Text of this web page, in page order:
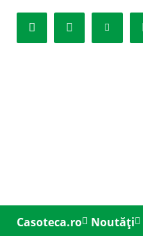
Casoteca.ro Noutăți